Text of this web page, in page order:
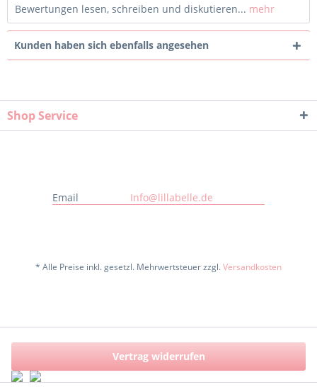
Bewertungen lesen, schreiben und diskutieren... mehr
Kunden haben sich ebenfalls angesehen
Shop Service
Email Info@lillabelle.de
* Alle Preise inkl. gesetzl. Mehrwertsteuer zzgl.Versandkosten
Vertrag widerrufen